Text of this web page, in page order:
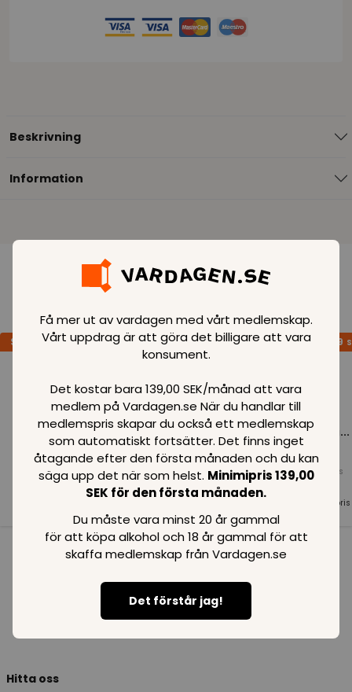
Få mer ut av vardagen med vårt medlemskap.
Vårt uppdrag är att göra det billigare att vara
konsument.
Det kostar bara 139,00 SEK/månad att vara
medlem på Vardagen.se När du handlar till
medlemspris skapar du också ett medlemskap
som automatiskt fortsätter. Det finns inget
åtagande efter den första månaden och du kan
säga upp det när som helst. Minimipris 139,00
SEK för den första månaden.
Du måste vara minst 20 år gammal
för att köpa alkohol och 18 år gammal för att
skaffa medlemskap från Vardagen.se
Det förstår jag!
Beskrivning
Information
SPARA 99 SEK
Loading...
Normalpris
SEK
SPARA 99 SEK
Loading...
Normalpris
99SEK
99SEK
SPARA 99
Loading...
Normalpris
99SEK
Medlemspris
Se alla i kategorin
Hitta oss